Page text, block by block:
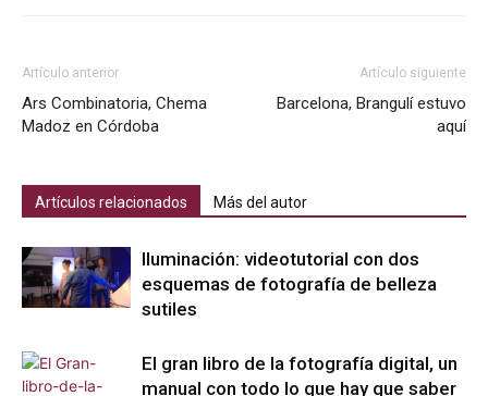
Artículo anterior
Ars Combinatoria, Chema
Madoz en Córdoba
Artículo siguiente
Barcelona, Brangulí estuvo
aquí
Artículos relacionados Más del autor
Iluminación: videotutorial con dos
esquemas de fotografía de belleza
sutiles
El gran libro de la fotografía digital, un
manual con todo lo que hay que saber